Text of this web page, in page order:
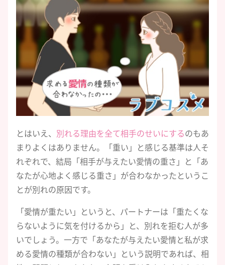
とはいえ、 別れる理由を全て相手のせいにするのもあ
まりよくはありません。「重い」と感じる基準は人そ
れぞれで、結局「相手が与えたい愛情の重さ」と「あ
なたが心地よく感じる重さ」が合わなかったというこ
とが別れの原因です。
「愛情が重たい」というと、パートナーは「重たくな
らないように気を付けるから」と、別れを拒む人が多
いでしょう。一方で「あなたが与えたい愛情と私が求
める愛情の種類が合わない」という説明であれば、相